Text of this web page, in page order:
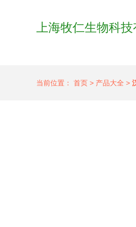
上海牧仁生物科
当前位置： 首页 > 产品大全 >